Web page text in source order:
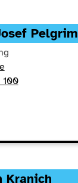
Pelgrim
Kranich